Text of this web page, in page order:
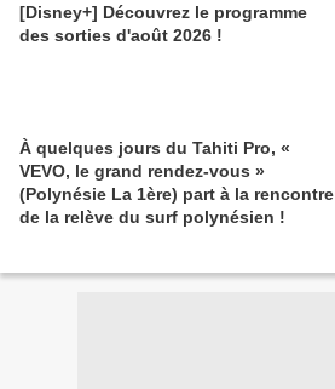
[Disney+] Découvrez le programme
des sorties d'août 2026 !
À quelques jours du Tahiti Pro, «
VEVO, le grand rendez-vous »
(Polynésie La 1ère) part à la rencontre
de la relève du surf polynésien !